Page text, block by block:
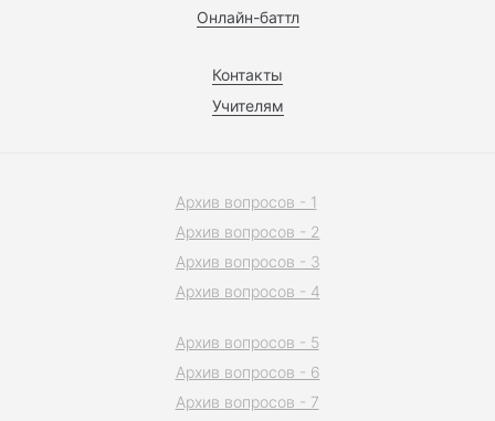
Онлайн-баттл
Контакты
Учителям
Архив вопросов - 1
Архив вопросов - 2
Архив вопросов - 3
Архив вопросов - 4
Архив вопросов - 5
Архив вопросов - 6
Архив вопросов - 7